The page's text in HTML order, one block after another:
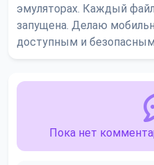
эмуляторах. Каждый
запущена. Делаю
доступным и
Пока нет